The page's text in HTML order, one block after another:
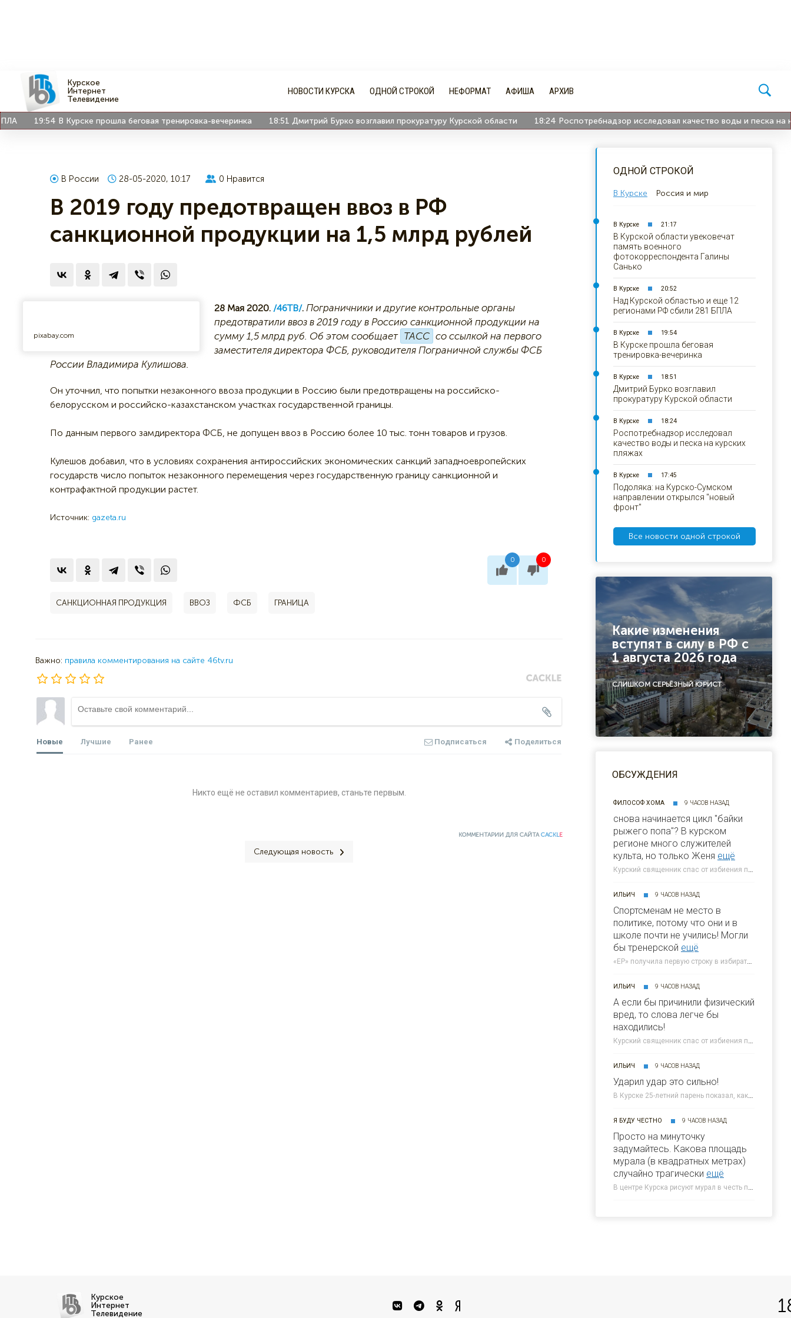
Курское
Интернет
Телевидение
НОВОСТИ КУРСКА ОДНОЙ СТРОКОЙ НЕФОРМАТ АФИША АРХИВ
19:54 В Курске прошла беговая тренировка-вечеринка 18:51 Дмитрий Бурко возглавил прокуратуру Курской области 18:24 Роспотребнадзор исследовал качество воды и песка на
В России 28-05-2020, 10:17 0 Нравится
В 2019 году предотвращен ввоз в РФ
санкционной продукции на 1,5 млрд рублей
pixabay.com
28 Мая 2020. /46ТВ/. Пограничники и другие контрольные органы
предотвратили ввоз в 2019 году в Россию санкционной продукции на
сумму 1,5 млрд руб. Об этом сообщает ТАСС со ссылкой на первого
заместителя директора ФСБ, руководителя Пограничной службы ФСБ
России Владимира Кулишова.
Он уточнил, что попытки незаконного ввоза продукции в Россию были предотвращены на российско-
белорусском и российско-казахстанском участках государственной границы.
По данным первого замдиректора ФСБ, не допущен ввоз в Россию более 10 тыс. тонн товаров и грузов.
Кулешов добавил, что в условиях сохранения антироссийских экономических санкций западноевропейских
государств число попыток незаконного перемещения через государственную границу санкционной и
контрафактной продукции растет.
Источник: gazeta.ru
0 0
САНКЦИОННАЯ ПРОДУКЦИЯ ВВОЗ ФСБ ГРАНИЦА
Важно: правила комментирования на сайте 46tv.ru
Новые Лучшие Ранее Подписаться Поделиться
Никто ещё не оставил комментариев, станьте первым.
КОММЕНТАРИИ ДЛЯ САЙТАCACKLE
Следующая новость
ОДНОЙ СТРОКОЙ
В Курске Россия и мир
В Курске 21:17
В Курской области увековечат
память военного
фотокорреспондента Галины
Санько
В Курске 20:52
Над Курской областью и еще 12
регионами РФ сбили 281 БПЛА
В Курске 19:54
В Курске прошла беговая
тренировка-вечеринка
В Курске 18:51
Дмитрий Бурко возглавил
прокуратуру Курской области
В Курске 18:24
Роспотребнадзор исследовал
качество воды и песка на курских
пляжах
В Курске 17:45
Подоляка: на Курско-Сумском
направлении открылся "новый
фронт"
Все новости одной строкой
Какие изменения
вступят в силу в РФ с
1 августа 2026 года
СЛИШКОМ СЕРЬЁЗНЫЙ ЮРИСТ
ОБСУЖДЕНИЯ
ФИЛОСОФ ХОМА 9 ЧАСОВ НАЗАД
снова начинается цикл "байки
рыжего попа"? В курском
регионе много служителей
культа, но только Женя ещё
Курский священник спас от избиения переодетого бабушкой ВСУшника » 46ТВ Курское Интернет Телевидение
ИЛЬИЧ 9 ЧАСОВ НАЗАД
Спортсменам не место в
политике, потому что они и в
школе почти не учились! Могли
бы тренерской ещё
«ЕР» получила первую строку в избирательном бюллетене на выборах в Госдуму » 46ТВ Курское Интернет Телевидение
ИЛЬИЧ 9 ЧАСОВ НАЗАД
А если бы причинили физический
вред, то слова легче бы
находились!
Курский священник спас от избиения переодетого бабушкой ВСУшника » 46ТВ Курское Интернет Телевидение
ИЛЬИЧ 9 ЧАСОВ НАЗАД
Ударил удар это сильно!
В Курске 25-летний парень показал, как нанес смертельный удар юноше » 46ТВ Курское Интернет Телевидение
Я БУДУ ЧЕСТНО 9 ЧАСОВ НАЗАД
Просто на минуточку
задумайтесь. Какова площадь
мурала (в квадратных метрах)
случайно трагически ещё
В центре Курска рисуют мурал в честь погибшего 5-летнего Толи » 46ТВ Курское Интернет Телевидение
Курское
Интернет
Телевидение